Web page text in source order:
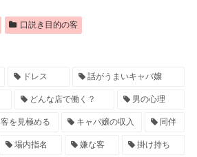
口説き目的の客
ドレス 話がうまいキャバ嬢
どんな店で働く？ 男の心理
客を見極める キャバ嬢の収入 同伴
場内指名 嫌な客 掛け持ち